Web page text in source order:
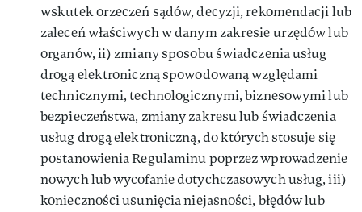
wskutek orzeczeń sądów, decyzji, rekomendacji lub
zaleceń właściwych w danym zakresie urzędów lub
organów, ii) zmiany sposobu świadczenia usług
drogą elektroniczną spowodowaną względami
technicznymi, technologicznymi, biznesowymi lub
bezpieczeństwa, zmiany zakresu lub świadczenia
usług drogą elektroniczną, do których stosuje się
postanowienia Regulaminu poprzez wprowadzenie
nowych lub wycofanie dotychczasowych usług, iii)
konieczności usunięcia niejasności, błędów lub